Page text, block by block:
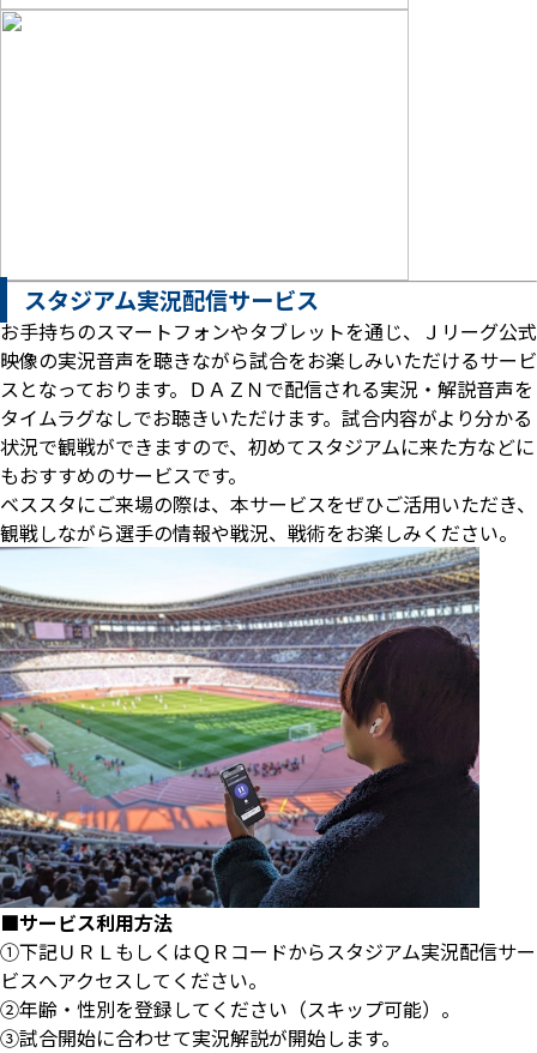
スタジアム実況配信サービス
お手持ちのスマートフォンやタブレットを通じ、Ｊリーグ公式
映像の実況音声を聴きながら試合をお楽しみいただけるサービ
スとなっております。ＤＡＺＮで配信される実況・解説音声を
タイムラグなしでお聴きいただけます。試合内容がより分かる
状況で観戦ができますので、初めてスタジアムに来た方などに
もおすすめのサービスです。
ベススタにご来場の際は、本サービスをぜひご活用いただき、
観戦しながら選手の情報や戦況、戦術をお楽しみください。
■サービス利用方法
①下記ＵＲＬもしくはＱＲコードからスタジアム実況配信サー
ビスへアクセスしてください。
②年齢・性別を登録してください（スキップ可能）。
③試合開始に合わせて実況解説が開始します。